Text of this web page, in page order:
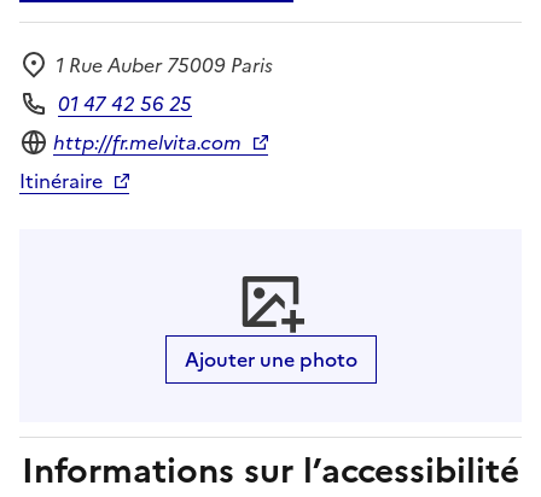
Adresse
1 Rue Auber 75009 Paris
Téléphone
01 47 42 56 25
Site internet
http://fr.melvita.com
Itinéraire
Ajouter une photo
Informations sur l’accessibilité